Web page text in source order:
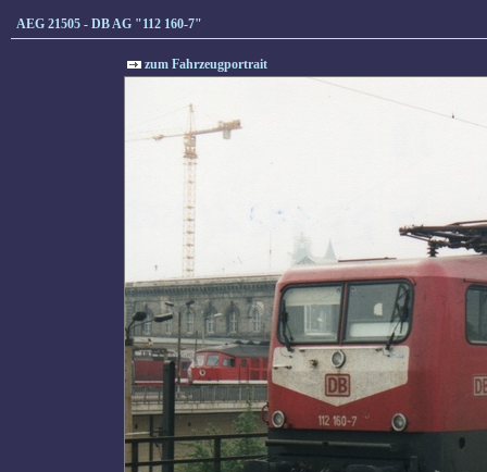
AEG 21505 - DB AG "112 160-7"
zum Fahrzeugportrait